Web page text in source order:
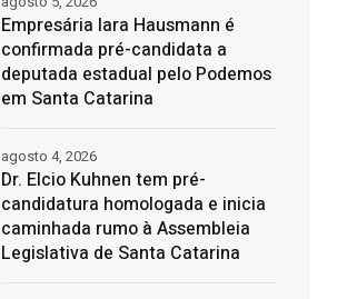
Empresária Iara Hausmann é
confirmada pré-candidata a
deputada estadual pelo Podemos
em Santa Catarina
Dr. Elcio Kuhnen tem pré-
candidatura homologada e inicia
caminhada rumo à Assembleia
Legislativa de Santa Catarina
agosto 4, 2026